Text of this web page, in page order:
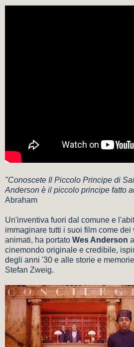
"Conoscete Il Piccolo Principe di
Anderson è il piccolo principe fatto
Abraham
Un'inventiva fuori dal comune e
immaginare tutti i suoi film come dei
animati, ha portato Wes Anderson
cinemondo originale e credibile,
degli anni '30 e alle storie e
Stefan Zweig.